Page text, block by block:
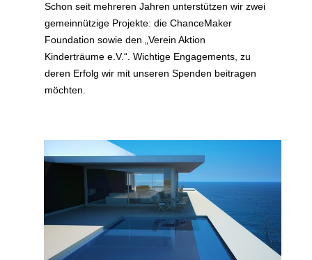
Schon seit mehreren Jahren unterstützen wir zwei
gemeinnützige Projekte: die ChanceMaker
Foundation sowie den „Verein Aktion
Kinderträume e.V.“. Wichtige Engagements, zu
deren Erfolg wir mit unseren Spenden beitragen
möchten.